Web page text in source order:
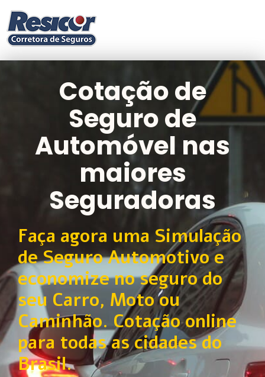
Cotação de
Seguro de
Automóvel nas
maiores
Seguradoras
Faça agora uma Simulação
de Seguro Automotivo e
economize no seguro do
seu Carro, Moto ou
Caminhão. Cotação online
para todas as cidades do
Brasil.